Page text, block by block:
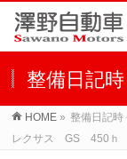
整備日記
HOME » 整備日記時
レクサス GS 450ｈ